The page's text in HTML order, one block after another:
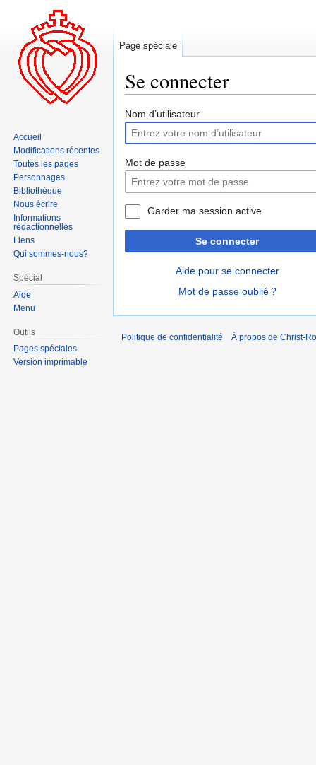
Se connecter
Aller
la
navigation
Aller
la
recherche
Nom d’utilisateur
Mot de passe
Garder ma session active
Se connecter
Aide pour se connecter
Mot de passe oublié ?
Page spéciale
Accueil
Modifications récentes
Toutes les pages
Personnages
Bibliothèque
Nous écrire
Informations
rédactionnelles
Liens
Qui sommes-nous?
Spécial
Aide
Menu
Outils
Pages spéciales
Version imprimable
Politique de confidentialité À propos de Christ-